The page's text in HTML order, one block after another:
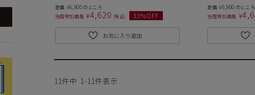
定価 ¥6,900 のところ
当店特別価格 ¥4,620 税込 33%OFF
お気に入り追加
定価 ¥6,900 のところ
当店特別価格 ¥
11件中 1- 11件表示
時」、「16～18時」、「18～20時」、「19～21時
ております。